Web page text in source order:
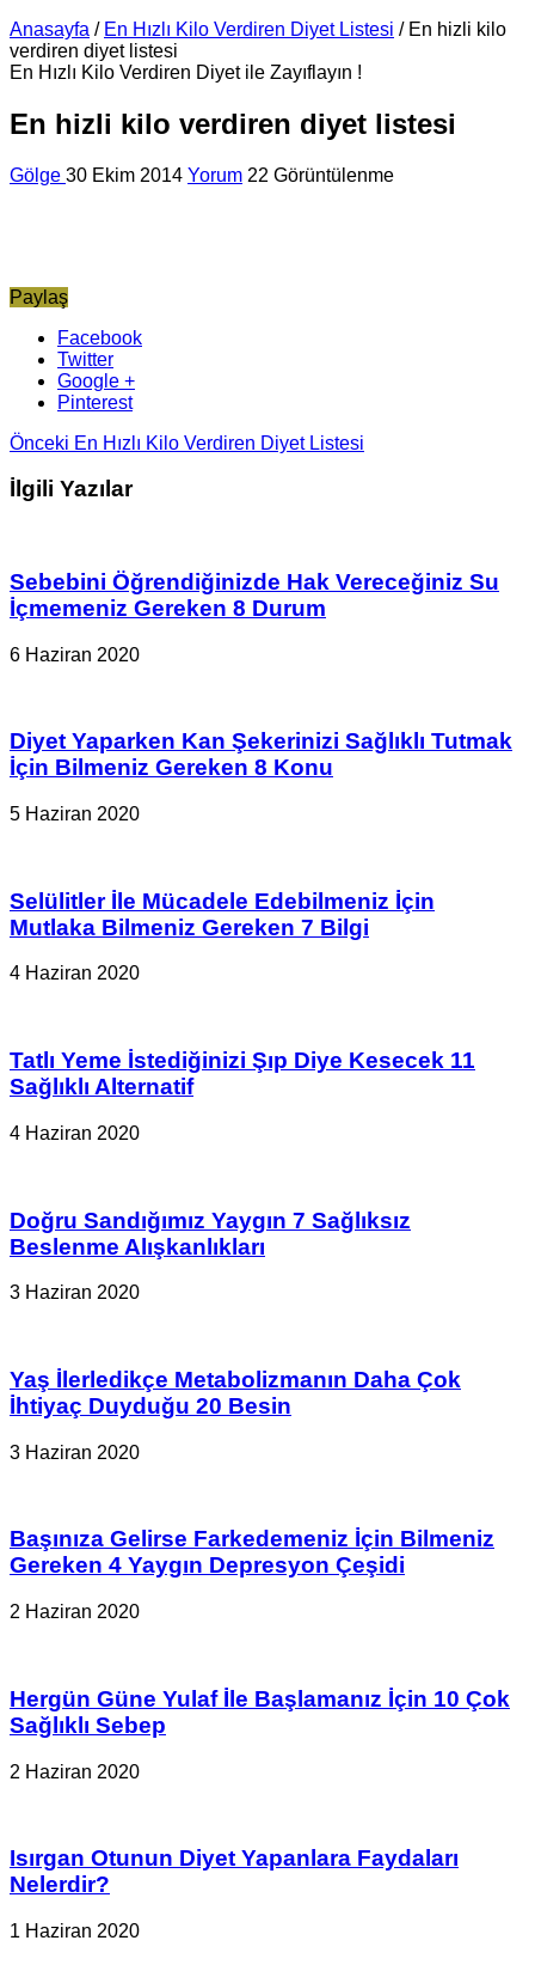
Anasayfa / En Hızlı Kilo Verdiren Diyet Listesi / En hizli kilo
verdiren diyet listesi
En Hızlı Kilo Verdiren Diyet ile Zayıflayın !
En hizli kilo verdiren diyet listesi
Gölge 30 Ekim 2014 Yorum 22 Görüntülenme
Paylaş
Facebook
Twitter
Google +
Pinterest
Önceki En Hızlı Kilo Verdiren Diyet Listesi
İlgili Yazılar
Sebebini Öğrendiğinizde Hak Vereceğiniz Su
İçmemeniz Gereken 8 Durum
6 Haziran 2020
Diyet Yaparken Kan Şekerinizi Sağlıklı Tutmak
İçin Bilmeniz Gereken 8 Konu
5 Haziran 2020
Selülitler İle Mücadele Edebilmeniz İçin
Mutlaka Bilmeniz Gereken 7 Bilgi
4 Haziran 2020
Tatlı Yeme İstediğinizi Şıp Diye Kesecek 11
Sağlıklı Alternatif
4 Haziran 2020
Doğru Sandığımız Yaygın 7 Sağlıksız
Beslenme Alışkanlıkları
3 Haziran 2020
Yaş İlerledikçe Metabolizmanın Daha Çok
İhtiyaç Duyduğu 20 Besin
3 Haziran 2020
Başınıza Gelirse Farkedemeniz İçin Bilmeniz
Gereken 4 Yaygın Depresyon Çeşidi
2 Haziran 2020
Hergün Güne Yulaf İle Başlamanız İçin 10 Çok
Sağlıklı Sebep
2 Haziran 2020
Isırgan Otunun Diyet Yapanlara Faydaları
Nelerdir?
1 Haziran 2020